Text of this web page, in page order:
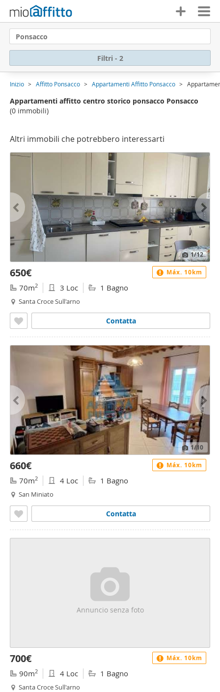
Ponsacco
Filtri - 2
Inizio Affitto Ponsacco Appartamenti Affitto Ponsacco
Appartamenti affitto centro storico ponsacco Ponsacco
(0 immobili)
Altri immobili che potrebbero interessarti
1/12
650€
70m2 3 Loc 1 Bagno
Santa Croce Sull'arno
Contatta
Máx. 10km
1/10
660€
70m2 4 Loc 1 Bagno
San Miniato
Contatta
Máx. 10km
Annuncio senza foto
700€
90m2 4 Loc 1 Bagno
Santa Croce Sull'arno
Máx. 10km